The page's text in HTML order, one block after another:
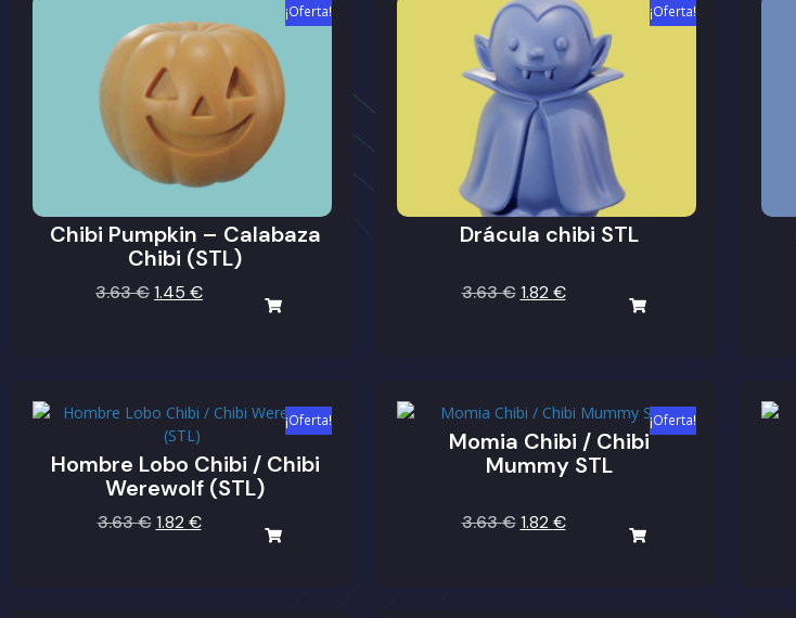
¡Oferta!
Chibi Pumpkin – Calabaza
Chibi (STL)
3.63€1.45 €
¡Oferta!
Drácula chibi STL
3.63€ 1.82 €
¡Oferta!
Hombre Lobo Chibi / Chibi
Werewolf (STL)
3.63€ 1.82 €
¡Oferta!
Momia Chibi / Chibi
Mummy STL
3.63€ 1.82 €